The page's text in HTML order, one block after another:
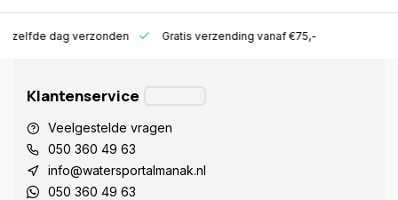
zelfde dag verzonden Gratis verzending vanaf €75,-
Klantenservice
Veelgestelde vragen
050 360 49 63
info@watersportalmanak.nl
050 360 49 63